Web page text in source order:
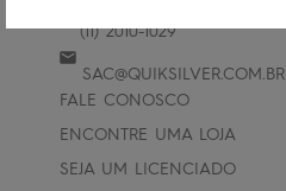
(11) 2010-1029
SAC@QUIKSILVER.COM.BR
FALE CONOSCO
ENCONTRE UMA LOJA
SEJA UM LICENCIADO